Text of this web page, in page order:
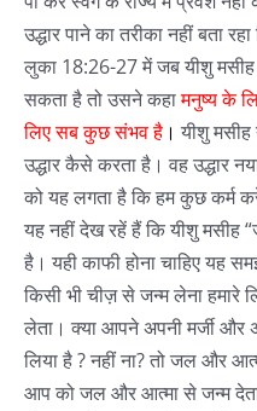
उद्धार पाने का तरीका नहीं बता
लुका 18:26-27 में जब यीशु मसीह
सकता है तो उसने कहामनुष्य के
लिए सब कुछ संभव है । यीशु मसीह
उद्धार कैसे करता है। वह उद्धार
को यह लगता है कि हम कुछ कर्म
यह नहीं देख रहें हैं कि यीशु मसीह
है। यही काफी होना चाहिए यह
किसी भी चीज़ से जन्म लेना हमारे
लेता। क्या आपने अपनी मर्जी और
लिया है ? नहीं ना? तो जल और
आप को जल और आत्मा से जन्म